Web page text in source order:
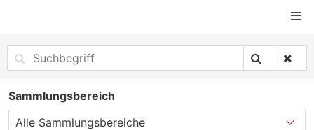
Sammlungsbereich